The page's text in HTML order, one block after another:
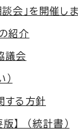
会」を開催し
紹介
議会
する方針
】 （統計書）